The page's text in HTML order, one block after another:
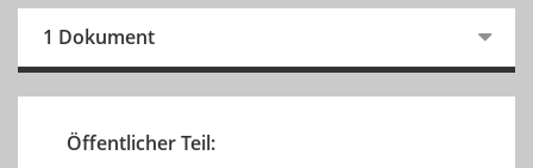
1 Dokument
Öffentlicher Teil: